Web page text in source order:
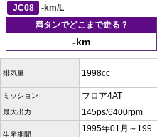
JC08
-km/L
満タンでどこまで走る？
-km
排気量 1998cc
ミッション フロア4AT
最大出力 145ps/6400rpm
生産期間
1995年01月～199